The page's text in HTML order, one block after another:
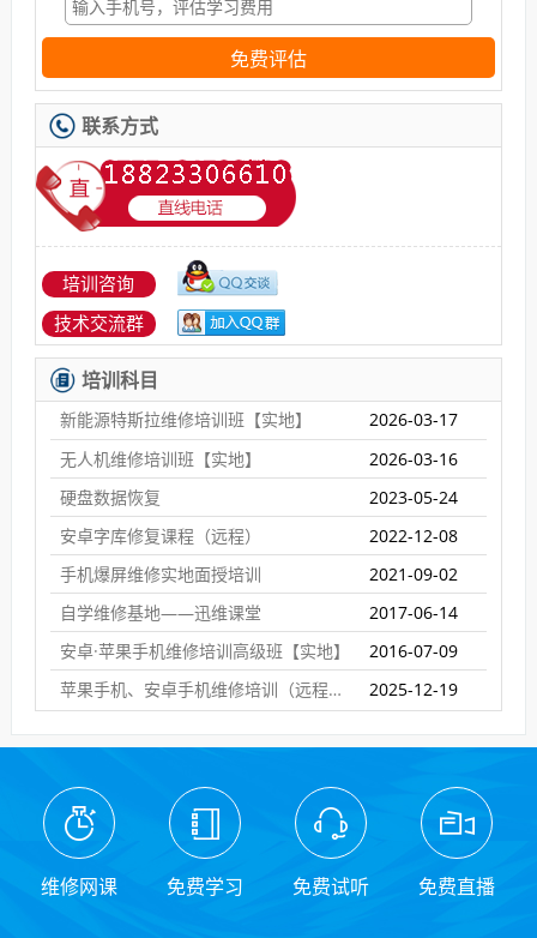
免费评估
联系方式
培训咨询
技术交流群
培训科目
新能源特斯拉维修培训班【实地】
2026-03-17
无人机维修培训班【实地】
2026-03-16
硬盘数据恢复
2023-05-24
安卓字库修复课程（远程）
2022-12-08
手机爆屏维修实地面授培训
2021-09-02
自学维修基地——迅维课堂
2017-06-14
安卓·苹果手机维修培训高级班【实地】
2016-07-09
苹果手机、安卓手机维修培训（远程网络班）
2025-12-19
维修网课 免费学习 免费试听 免费直播